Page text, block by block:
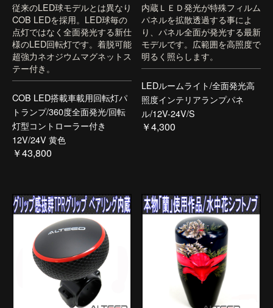
従来のLED球モデルとは異なり
COB LEDを採用。LED球毎の
点灯ではなく全面発光する新仕
様のLED回転灯です。着脱可能
超強力ネオジウムマグネットス
テー付き。
COB LED搭載車載用回転灯パ
トランプ/360度全面発光/回転
灯型コントローラー付き
12V/24V 黄色
￥43,800
内蔵ＬＥＤ発光が特殊フィルム
パネルを拡散透過する事によ
り、パネル全面が発光する最新
モデルです。広範囲を高照度で
明るく照らします。
LEDルームライト/全面発光高
照度インテリアランプパネ
ル/12V-24V/S
￥4,300